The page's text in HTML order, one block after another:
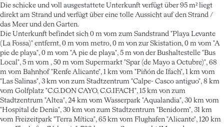
Die schicke und voll ausgestattete Unterkunft verfügt über 95 m² liegt
direkt am Strand und verfügt über eine tolle Aussicht auf den Strand /
das Meer und den Garten.
Die Unterkunft befindet sich 0 m vom zum Sandstrand "Playa Levante
(La Fossa)" entfernt, 0 m vom metro, 0 m von zur Skistation, 0 m vom "A
pie de playa", 0 m vom "A pie de playa", 5 m von der Bushaltestelle "Bus
Local", 5 m vom , 50 m vom Supermarkt "Spar (de Mayo a Octubre)", 68
m vom Bahnhof "Renfe Alicante", 1 km vom "Piñón de Ifach", 1 km vom
"Las Salinas", 3 km von zum Stadtzentrum "Calpe- Casco antiguo", 8 km
vom Golfplatz "C.G.DON CAYO, C.G.IFACH", 15 km von zum
Stadtzentrum "Altea", 24 km vom Wasserpark "Aqualandia", 30 km vom
"Hospital de Denia", 30 km von zum Stadtzentrum "Benidorm", 31 km
vom Freizeitpark "Terra Mítica", 65 km vom Flughafen "Alicante", 120 km